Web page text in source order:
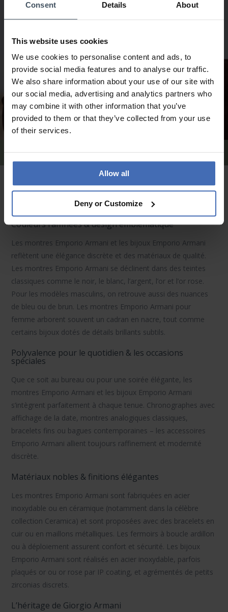
Consent Details About
This website uses cookies
We use cookies to personalise content and ads, to
provide social media features and to analyse our traffic.
We also share information about your use of our site with
our social media, advertising and analytics partners who
may combine it with other information that you’ve
provided to them or that they’ve collected from your use
of their services.
Allow all
Deny or Customize
Bijoux Emporio Armani hommes
Montres & Bijoux Emporio Armani –
Élégance intemporelle au style italien
Couleurs raffinées & design emblématique
Les montres Emporio Armani et les bijoux Emporio Armani
reflètent une élégance discrète et des matériaux de qualité.
Les montres Emporio Armani se déclinent dans des teintes
classiques comme le noir, le blanc, l’argent, l’or et l’or rose.
Pour les modèles masculins, on retrouve aussi des nuances
de bleu ou de brun. Les montres Emporio Armani pour
femme arborent souvent un cadran en nacre, tout comme
certains bijoux dotés de détails brillants subtils.
Polyvalence pour le quotidien & les occasions
spéciales
Que ce soit au bureau ou pour une soirée élégante, les
montres Emporio Armani et les bijoux Emporio Armani
s’intègrent parfaitement à chaque tenue. Chronographes avec
affichage de la date, montres analogiques classiques,
bracelets fins ou bagues contemporaines – les accessoires
Emporio Armani allient toujours raffinement et modernité
discrète.
Matériaux nobles & finitions élégantes
Les montres Emporio Armani sont fabriquées en acier
inoxydable ou en céramique (notamment dans la célèbre
collection Ceramica) et sont proposées avec des bracelets en
cuir ou en maillons métalliques. Les fermoirs à boucle ardillon
ou à déploiement assurent confort et sécurité. Les bijoux
Emporio Armani sont réalisés en acier inoxydable, parfois
plaqués or ou or rose par IP coating, et agrémentés de petits
zirconias discrets.
L’héritage de Giorgio Armani